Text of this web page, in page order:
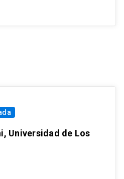
Universidad de Los